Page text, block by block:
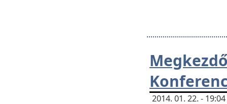
2014. 01. 22. -